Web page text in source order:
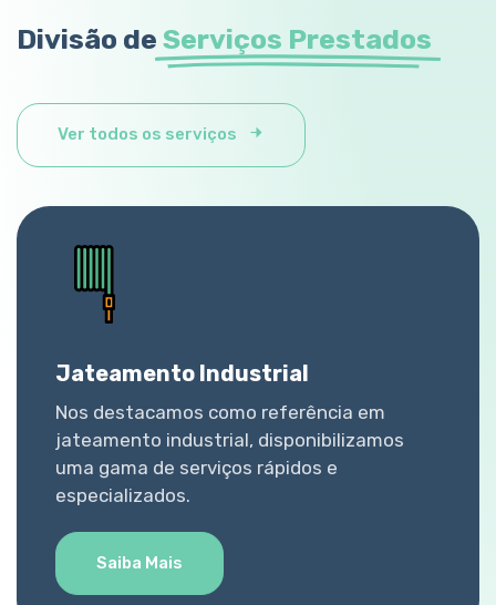
Divisão de Serviços Prestados
Ver todos os serviços
Jateamento Industrial
Nos destacamos como referência em
jateamento industrial, disponibilizamos
uma gama de serviços rápidos e
especializados.
Saiba Mais